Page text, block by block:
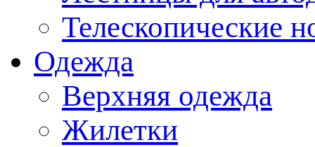
Телескопические
Одежда
Верхняя одежда
Жилетки